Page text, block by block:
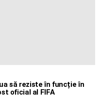
să reziste în funcție în
oficial al FIFA